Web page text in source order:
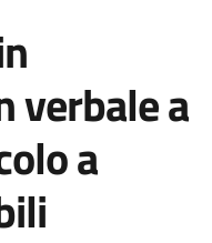
verbale a
a